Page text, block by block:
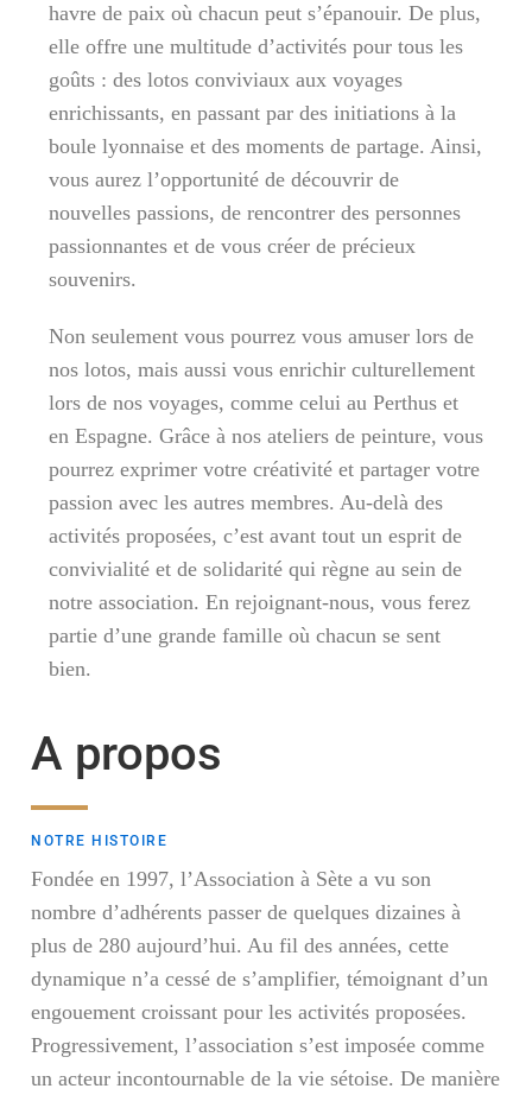
havre de paix où chacun peut s’épanouir. De plus,
elle offre une multitude d’activités pour tous les
goûts : des lotos conviviaux aux voyages
enrichissants, en passant par des initiations à la
boule lyonnaise et des moments de partage. Ainsi,
vous aurez l’opportunité de découvrir de
nouvelles passions, de rencontrer des personnes
passionnantes et de vous créer de précieux
souvenirs.
Non seulement vous pourrez vous amuser lors de
nos lotos, mais aussi vous enrichir culturellement
lors de nos voyages, comme celui au Perthus et
en Espagne. Grâce à nos ateliers de peinture, vous
pourrez exprimer votre créativité et partager votre
passion avec les autres membres. Au-delà des
activités proposées, c’est avant tout un esprit de
convivialité et de solidarité qui règne au sein de
notre association. En rejoignant-nous, vous ferez
partie d’une grande famille où chacun se sent
bien.
A propos
NOTRE HISTOIRE
Fondée en 1997, l’Association à Sète a vu son
nombre d’adhérents passer de quelques dizaines à
plus de 280 aujourd’hui. Au fil des années, cette
dynamique n’a cessé de s’amplifier, témoignant d’un
engouement croissant pour les activités proposées.
Progressivement, l’association s’est imposée comme
un acteur incontournable de la vie sétoise. De manière